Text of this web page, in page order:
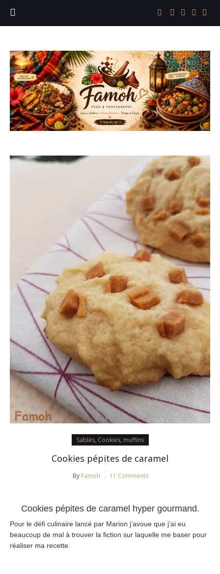
Sablés, Cookies, muffins
Cookies pépites de caramel
By Famoh 11 Comments
Cookies pépites de caramel hyper gourmand.
Pour le défi culinaire lancé par Marion j’avoue que j’ai eu
beaucoup de mal à trouver la fiction sur laquelle me baser pour
réaliser ma recette.